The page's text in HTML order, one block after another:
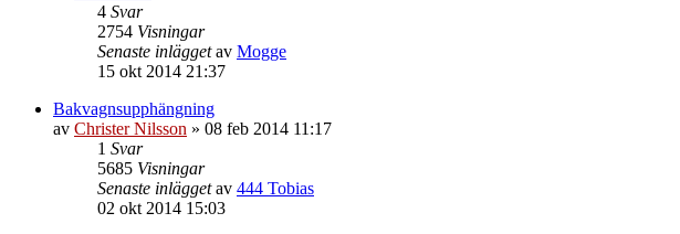
4 Svar
2754 Visningar
Senaste inläggetav Mogge
15 okt 2014 21:37
Bakvagnsupphängning
av Christer Nilsson » 08 feb 2014 11:17
1 Svar
5685 Visningar
Senaste inläggetav 444 Tobias
02 okt 2014 15:03